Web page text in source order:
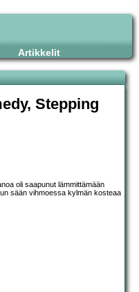
Artikkelit
Stepping
oli saapunut lämmittämään
sään vihmoessa kylmän kosteaa